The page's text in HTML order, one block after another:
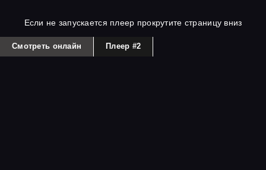
Если не запускается плеер прокрутите страницу вниз
Смотреть онлайн Плеер #2